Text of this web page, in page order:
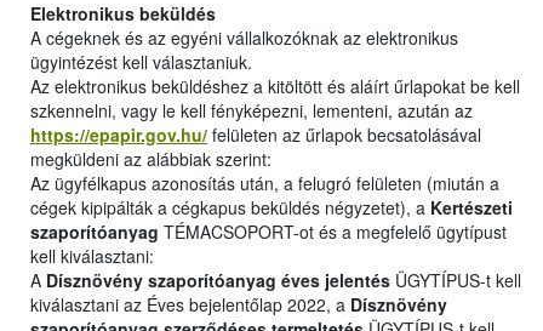
Elektronikus beküldés
A cégeknek és az egyéni vállalkozóknak az elektronikus
ügyintézést kell választaniuk.
Az elektronikus beküldéshez a kitöltött és aláírt űrlapokat be kell
szkennelni, vagy le kell fényképezni, lementeni, azután az
https://epapir.gov.hu/ felületen az űrlapok becsatolásával
megküldeni az alábbiak szerint:
Az ügyfélkapus azonosítás után, a felugró felületen (miután a
cégek kipipálták a cégkapus beküldés négyzetet), a Kertészeti
szaporítóanyag TÉMACSOPORT-ot és a megfelelő ügytípust
kell kiválasztani:
A Dísznövény szaporítóanyag éves jelentés ÜGYTÍPUS-t kell
kiválasztani az Éves bejelentőlap 2022, a Dísznövény